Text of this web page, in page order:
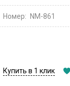
Номер: NM-861
Купить в 1 клик